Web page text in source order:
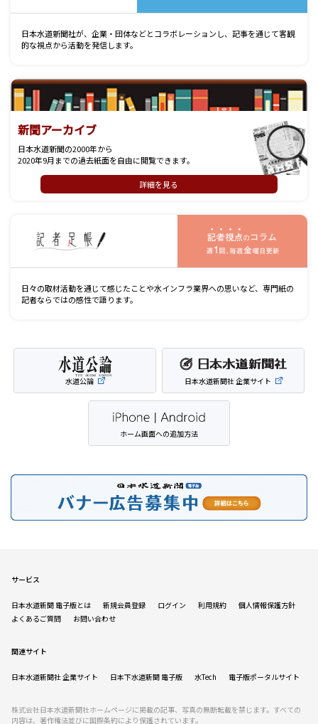
日本水道新聞社が、企業・団体などとコラボレーションし、記事を通じて客観
的な視点から活動を発信します。
新聞アーカイブ
日本水道新聞の2000年から
2020年9月までの過去紙面を自由に閲覧できます。
詳細を見る
日々の取材活動を通じて感じたことや水インフラ業界への思いなど、専門紙の
記者ならではの感性で語ります。
水道公論 日本水道新聞社 企業サイト
ホーム画面への追加方法
サービス
日本水道新聞 電子版とは 新規会員登録 ログイン 利用規約
個人情報保護方針
よくあるご質問
お問い合わせ
関連サイト
日本水道新聞社 企業サイト 日本下水道新聞 電子版 水Tech 電子版ポータルサイト
株式会社日本水道新聞社ホームページに掲載の記事、写真の無断転載を禁じます。すべての
内容は、著作権法並びに国際条約により保護されています。